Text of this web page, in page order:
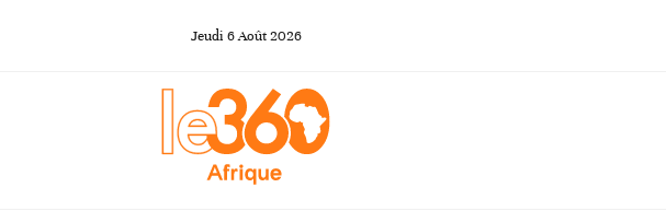
Jeudi 6Août 2026